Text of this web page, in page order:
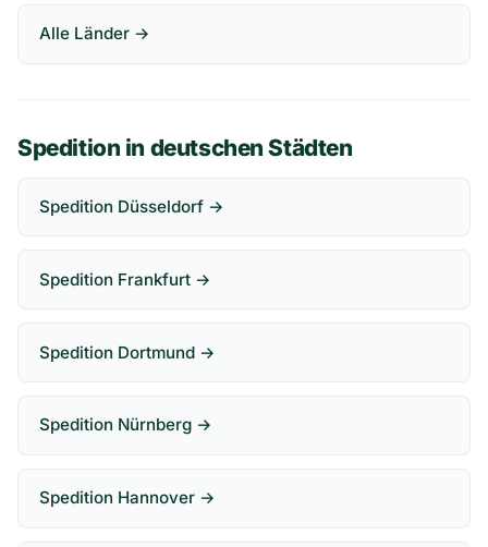
Alle Länder →
Spedition in deutschen Städten
Spedition Düsseldorf →
Spedition Frankfurt →
Spedition Dortmund →
Spedition Nürnberg →
Spedition Hannover →